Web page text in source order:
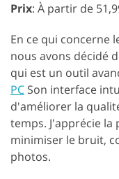
Prix: À partir de
En ce qui concerne
nous avons décidé
qui est un outil
PC Son interface
d'améliorer la
temps. J'apprécie
minimiser le bruit,
photos.